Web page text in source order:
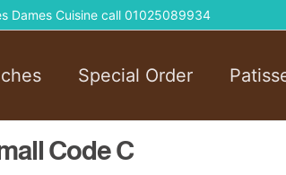
Dames Cuisine call 01025089934
Special Order
Code C